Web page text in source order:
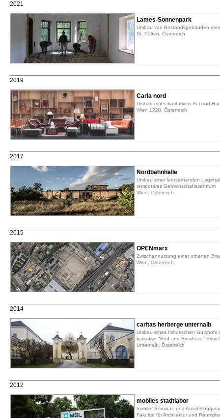
2021
Lames-Sonnenpark
Umbau von Bestandsgebäuden
St. Pölten, Österreich
2019
Carla nord
Umbau eines karitativen Second-
Wien 1220, Österreich
2017
Nordbahnhalle
Umbau einer leerstehenden
temporäres Gemeinschaftszentrum
Wien, Österreich
2015
OPENmarx
Zwischennutzung einer urbanen
Wien, Österreich
2014
caritas herberge unternalb
Umbau eines historischen Gutshofs
karitative "Bed and Breakfast"
Unternalb, Österreich
2012
mobiles stadtlabor
mobiler Seminar- und
Fakultät für Architektur und